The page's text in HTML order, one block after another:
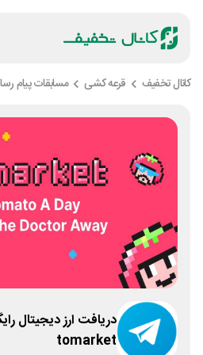
کانال تخفیف قرعه کشی مسابقات پیام
دریافت ارز دیجیتال
tomarket